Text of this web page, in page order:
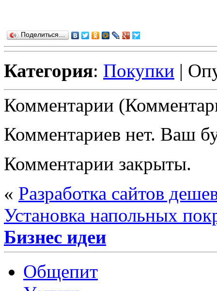
Поделиться…
Категория: Покупки |
Комментарии
Комментариев нет. Ваш
Комментарии закрыты.
« Разработка сайтов
Установка напольных
Бизнес идеи
Общепит